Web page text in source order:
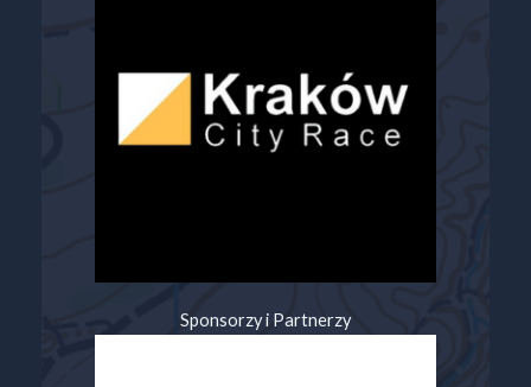
Sponsorzy i Partnerzy